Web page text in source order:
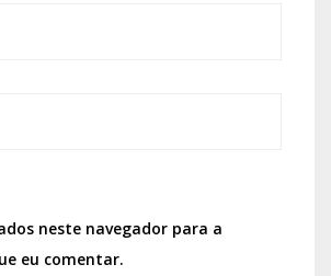
neste navegador para a
eu comentar.